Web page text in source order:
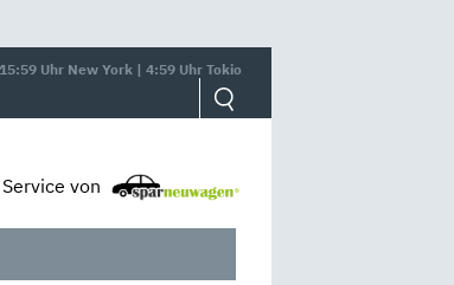
Uhr New York | 4:59 Uhr Tokio
von